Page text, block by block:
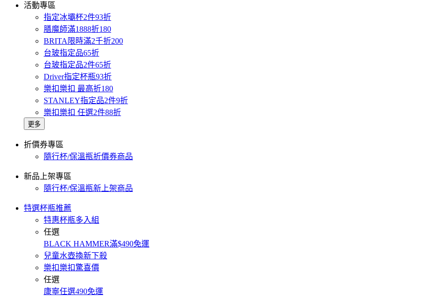
活動專區
指定冰壩杯2件93折
膳魔師滿1888折180
BRITA限時滿2千折200
台玻指定品65折
台玻指定品2件65折
Driver指定杯瓶93折
樂扣樂扣 最高折180
STANLEY指定品2件9折
樂扣樂扣 任選2件88折
更多
折價券專區
隨行杯/保溫瓶折價券商品
新品上架專區
隨行杯/保溫瓶新上架商品
特選杯瓶推薦
特惠杯瓶多入組
任選
BLACK HAMMER滿$490免運
兒童水壺換新下殺
樂扣樂扣驚喜價
任選
康寧任選490免運